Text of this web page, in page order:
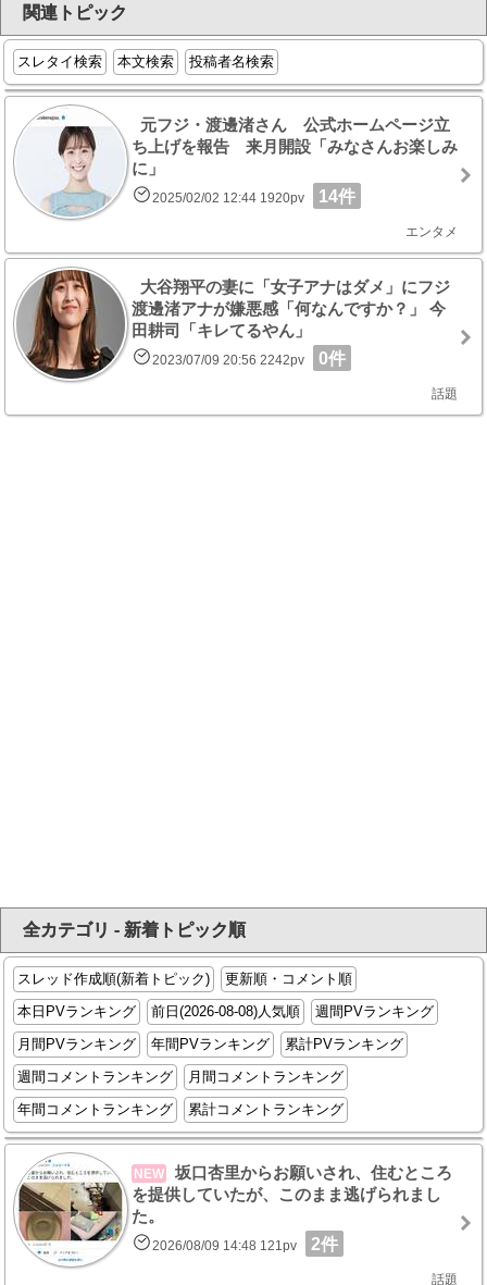
関連トピック
スレタイ検索 本文検索 投稿者名検索
元フジ・渡邊渚さん 公式ホームページ立
ち上げを報告 来月開設「みなさんお楽しみ
に」
2025/02/02 12:44 1920pv 14件
エンタメ
大谷翔平の妻に「女子アナはダメ」にフジ
渡邊渚アナが嫌悪感「何なんですか？」 今
田耕司「キレてるやん」
2023/07/09 20:56 2242pv 0件
話題
全カテゴリ - 新着トピック順
スレッド作成順(新着トピック)
更新順・コメント順
本日PVランキング
前日(2026-08-08)人気順
週間PVランキング
月間PVランキング
年間PVランキング
累計PVランキング
週間コメントランキング
月間コメントランキング
年間コメントランキング
累計コメントランキング
NEW
坂口杏里からお願いされ、住むところ
を提供していたが、このまま逃げられまし
た。
2026/08/09 14:48 121pv 2件
話題